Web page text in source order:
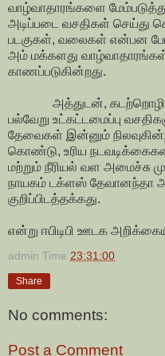
வாழ்வாதாரங்களை
அடிப்படை வசதிகள் செய்து
படகுகள், வலைகள் என்பன
அம் மக்களது
காணப்படுகின்றது.
அத்துடன், கடற்றொழிலில்
பல்வேறு உட்கட்டமைப்பு
தேவைகள் இன்னும்
கொண்டு, உரிய
மற்றும் நீரியல் வள அமைச்சு
நாயகம் டக்ளஸ் தேவானந்தா
குறிப்பிடத்தக்கது.
என்று ஈபிடிபி ஊடக
admin Time 23:31:00
Share
No comments:
Post a Comment